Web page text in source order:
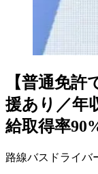
【普通免
援あり／年
給取得率
路線バスドライバ